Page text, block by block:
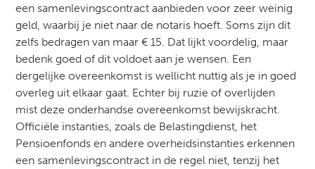
een samenlevingscontract aanbieden voor zeer weinig
geld, waarbij je niet naar de notaris hoeft. Soms zijn dit
zelfs bedragen van maar € 15. Dat lijkt voordelig, maar
bedenk goed of dit voldoet aan je wensen. Een
dergelijke overeenkomst is wellicht nuttig als je in goed
overleg uit elkaar gaat. Echter bij ruzie of overlijden
mist deze onderhandse overeenkomst bewijskracht.
Officiële instanties, zoals de Belastingdienst, het
Pensioenfonds en andere overheidsinstanties erkennen
een samenlevingscontract in de regel niet, tenzij het